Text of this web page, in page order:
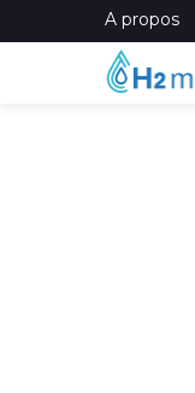
A propos